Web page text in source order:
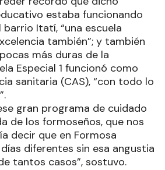
estaba funcionando
barrio Itatí, “una escuela
también”; y también
más duras de la
Especial 1 funcionó como
sanitaria (CAS), “con todo lo
gran programa de cuidado
de los formoseños, que nos
decir que en Formosa
diferentes sin esa angustia
tantos casos”, sostuvo.